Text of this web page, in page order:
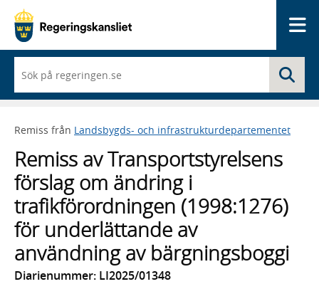
du
börjar
skriva
framträder
lista
med
sökförslag
Remiss från Landsbygds- och infrastrukturdepartementet
Remiss av Transportstyrelsens
förslag om ändring i
trafikförordningen (1998:1276)
för underlättande av
användning av bärgningsboggi
Diarienummer: LI2025/01348